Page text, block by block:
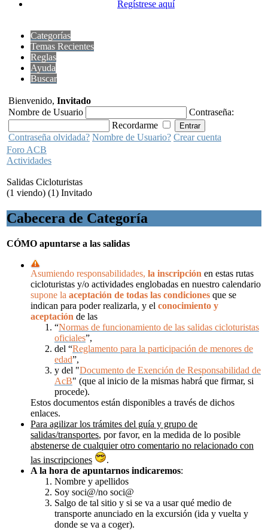
Regístrese aquí
Categorías
Temas Recientes
Reglas
Ayuda
Buscar
Bienvenido, Invitado
Nombre de Usuario
Contraseña:
Recordarme
Contraseña olvidada? Nombre de Usuario? Crear cuenta
Foro ACB
Actividades
Salidas Cicloturistas
(1 viendo) (1) Invitado
Cabecera de Categoría
CÓMO apuntarse a las salidas
Asumiendo responsabilidades, la inscripción en estas rutas
cicloturistas y/o actividades englobadas en nuestro calendario
supone la aceptación de todas las condiciones que se
indican para poder realizarla, y el conocimiento y
aceptación de las
“Normas de funcionamiento de las salidas cicloturistas
oficiales”,
del “Reglamento para la participación de menores de
edad”,
y del "Documento de Exención de Responsabilidad de
AcB" (que al inicio de la mismas habrá que firmar, si
procede).
Estos documentos están disponibles a través de dichos
enlaces.
Para agilizar los trámites del guía y grupo de
salidas/transportes, por favor, en la medida de lo posible
abstenerse de cualquier otro comentario no relacionado con
las inscripciones
.
A la hora de apuntarnos indicaremos:
Nombre y apellidos
Soy soci@/no soci@
Salgo de tal sitio y si se va a usar qué medio de
transporte anunciado en la excursión (ida y vuelta y
donde se va a coger).